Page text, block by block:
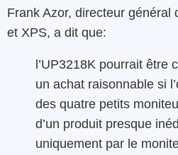
Frank Azor, directeur général
et XPS, a dit que:
l’UP3218K pourrait être
un achat raisonnable si
des quatre petits
d’un produit presque
uniquement par le